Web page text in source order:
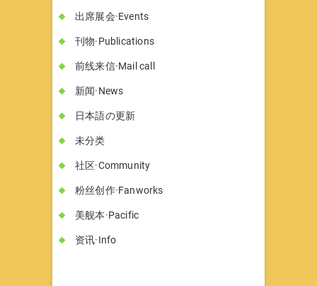
出席展会·Events
刊物·Publications
前线来信·Mail call
新闻·News
日本語の更新
未分类
社区·Community
粉丝创作·Fanworks
美舰本·Pacific
资讯·Info